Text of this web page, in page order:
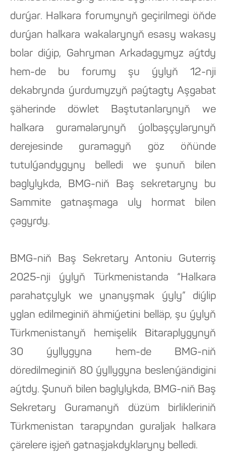
durýar. Halkara forumynyň geçirilmegi öňde
durýan halkara wakalarynyň esasy wakasy
bolar diýip, Gahryman Arkadagymyz aýtdy
hem-de bu forumy şu ýylyň 12-nji
dekabrynda ýurdumyzyň paýtagty Aşgabat
şäherinde döwlet Baştutanlarynyň we
halkara guramalarynyň ýolbaşçylarynyň
derejesinde guramagyň göz öňünde
tutulýandygyny belledi we şunuň bilen
baglylykda, BMG-niň Baş sekretaryny bu
Sammite gatnaşmaga uly hormat bilen
çagyrdy.
BMG-niň Baş Sekretary Antoniu Guterriş
2025-nji ýylyň Türkmenistanda “Halkara
parahatçylyk we ynanyşmak ýyly” diýlip
yglan edilmeginiň ähmiýetini belläp, şu ýylyň
Türkmenistanyň hemişelik Bitaraplygynyň
30 ýyllygyna hem-de BMG-niň
döredilmeginiň 80 ýyllygyna beslenýändigini
aýtdy. Şunuň bilen baglylykda, BMG-niň Baş
Sekretary Guramanyň düzüm birlikleriniň
Türkmenistan tarapyndan guraljak halkara
çärelere işjeň gatnaşjakdyklaryny belledi.